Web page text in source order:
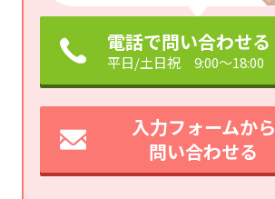
電話で問い合わせる
平日/土日祝 9:00～18:00
入力フォームから
問い合わせる